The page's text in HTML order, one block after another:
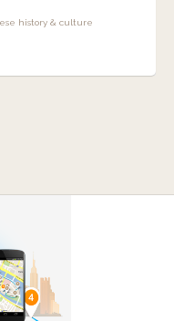
history & culture